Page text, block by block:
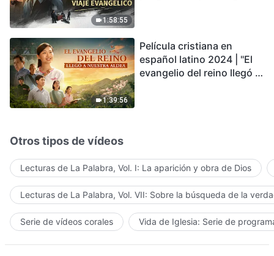
1:58:55
1:39:56
Película cristiana en
español latino 2024 | "El
evangelio del reino llegó a
Otros tipos de vídeos
Lecturas de La Palabra, Vol. I: La aparición y obra de Dios
Lecturas de La Palabra, Vol. VII: Sobre la búsqueda de la
Serie de vídeos corales Vida de Iglesia: Serie de